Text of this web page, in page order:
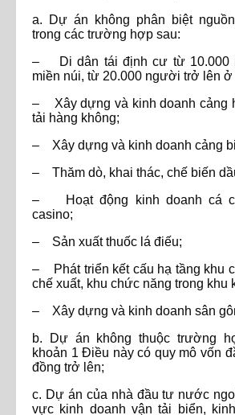
a. Dự án không phân biệt
trong các trường hợp sau:
– Di dân tái định cư từ 10.000
miền núi, từ 20.000 người trở lên ở
– Xây dựng và kinh doanh cảng
tải hàng không;
– Xây dựng và kinh doanh cảng
– Thăm dò, khai thác, chế biến
– Hoạt động kinh doanh cá
casino;
– Sản xuất thuốc lá điếu;
– Phát triển kết cấu hạ tầng khu
chế xuất, khu chức năng trong khu
– Xây dựng và kinh doanh sân
b. Dự án không thuộc trường
khoản 1 Điều này có quy mô vốn
đồng trở lên;
c. Dự án của nhà đầu tư nước
vực kinh doanh vận tải biển,